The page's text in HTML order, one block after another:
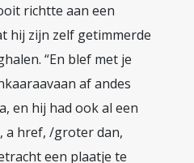
richtte aan een
hij zijn zelf getimmerde
“En blef met je
af andes
en hij had ook al een
a href, /groter dan,
een plaatje te